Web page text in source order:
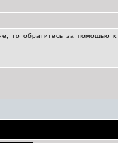
то обратитесь за помощью к